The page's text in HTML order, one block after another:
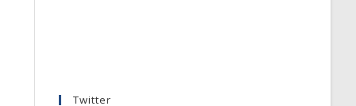
Twitter